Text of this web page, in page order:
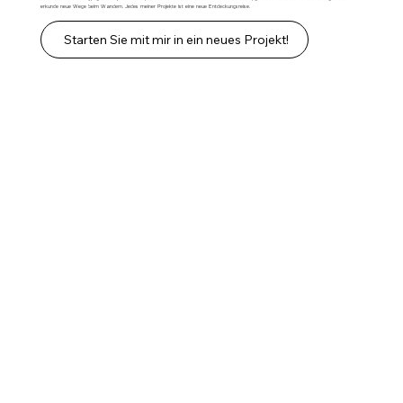
erkunde neue Wege beim Wandern. Jedes meiner Projekte ist eine neue Entdeckungsreise.
Starten Sie mit mir in ein neues Projekt!